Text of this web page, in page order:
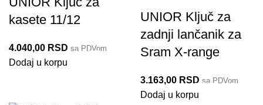
kasete 11/12
4.040,00 RSD sa PDVom
Dodaj u korpu
1670/2BI-US
UNIOR Ključ za
zadnji lančanik za
Sram X-range
3.163,00 RSD sa PDVom
Dodaj u korpu
1670/2BI-AXS-US